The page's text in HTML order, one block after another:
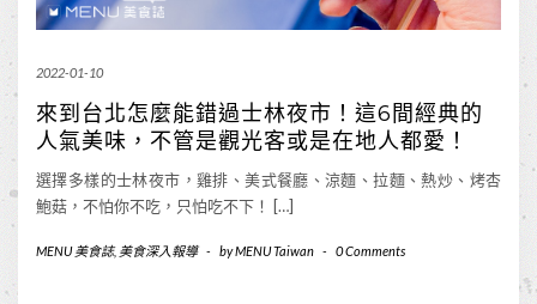
2022-01-10
來到台北怎麼能錯過士林夜市！這6間經典的
人氣美味，不管是觀光客或是在地人都愛！
選擇多樣的士林夜市，雞排、美式餐廳、涼麵、拉麵、熱炒、烤杏
鮑菇，不怕你不吃，只怕吃不下！ […]
MENU 美食誌, 美食深入報導 - byMENU Taiwan - 0 Comments